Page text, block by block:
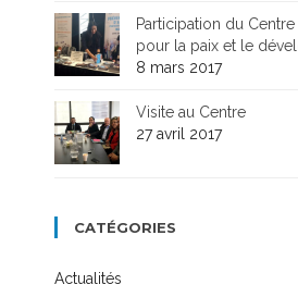
Participation du Centre
pour la paix et le
8 mars 2017
Visite au Centre
27 avril 2017
CATÉGORIES
Actualités